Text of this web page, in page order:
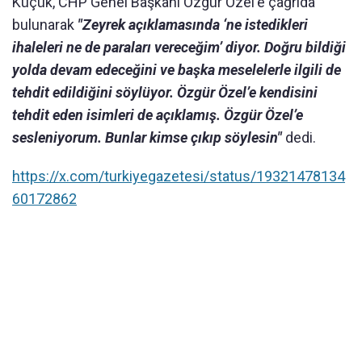
bulunarak "Zeyrek açıklamasında ‘ne istedikleri
ihaleleri ne de paraları vereceğim’ diyor. Doğru bildiği
yolda devam edeceğini ve başka meselelerle ilgili de
tehdit edildiğini söylüyor. Özgür Özel’e kendisini
tehdit eden isimleri de açıklamış. Özgür Özel’e
sesleniyorum. Bunlar kimse çıkıp söylesin"dedi.
https://x.com/turkiyegazetesi/status/19321478134
60172862